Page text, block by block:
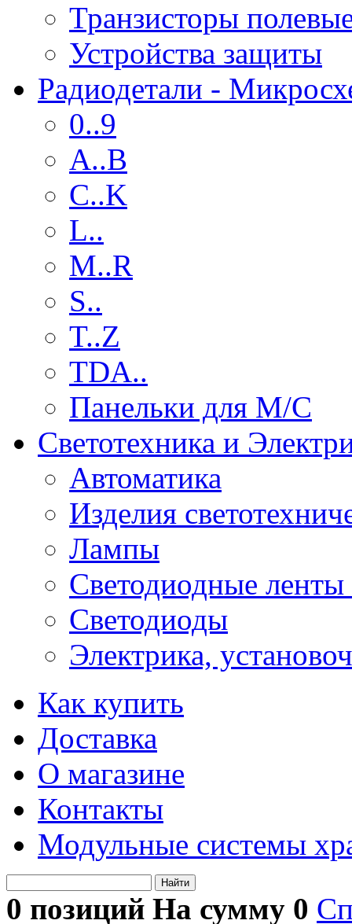
Транзисторы
Устройства защиты
Радиодетали -
0..9
A..B
C..K
L..
M..R
S..
T..Z
TDA..
Панельки для М/С
Светотехника и
Автоматика
Изделия
Лампы
Светодиодные
Светодиоды
Электрика,
Как купить
Доставка
О магазине
Контакты
Модульные системы
Найти
0 позиций На сумму 0